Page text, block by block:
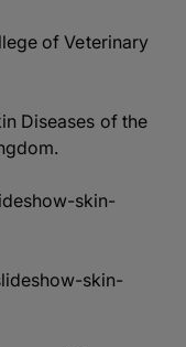
of Veterinary
Diseases of the
skin-
skin-